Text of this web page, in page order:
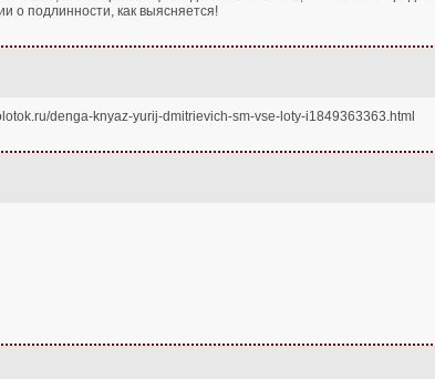
о подлинности, как выясняется!
denga-knyaz-yurij-dmitrievich-sm-vse-loty-i1849363363.html